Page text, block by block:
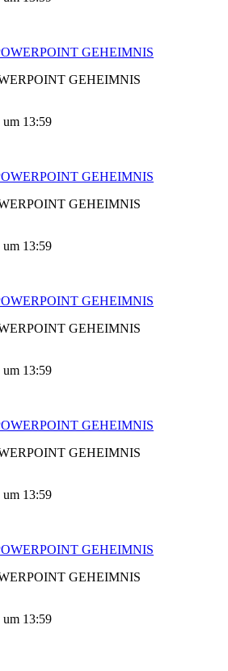
GEHEIMNIS
um 13:59
GEHEIMNIS
um 13:59
GEHEIMNIS
um 13:59
GEHEIMNIS
um 13:59
GEHEIMNIS
um 13:59